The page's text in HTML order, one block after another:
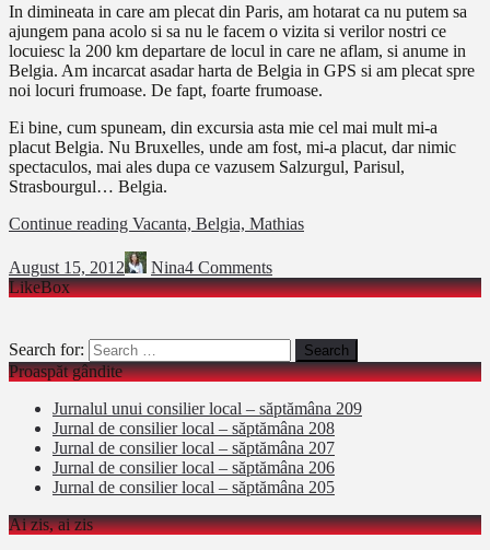
In dimineata in care am plecat din Paris, am hotarat ca nu putem sa
ajungem pana acolo si sa nu le facem o vizita si verilor nostri ce
locuiesc la 200 km departare de locul in care ne aflam, si anume in
Belgia. Am incarcat asadar harta de Belgia in GPS si am plecat spre
noi locuri frumoase. De fapt, foarte frumoase.
Ei bine, cum spuneam, din excursia asta mie cel mai mult mi-a
placut Belgia. Nu Bruxelles, unde am fost, mi-a placut, dar nimic
spectaculos, mai ales dupa ce vazusem Salzurgul, Parisul,
Strasbourgul… Belgia.
Continue reading Vacanta, Belgia, Mathias
August 15, 2012 Nina4 Comments
LikeBox
Search for:
Proaspăt gândite
Jurnalul unui consilier local – săptămâna 209
Jurnal de consilier local – săptămâna 208
Jurnal de consilier local – săptămâna 207
Jurnal de consilier local – săptămâna 206
Jurnal de consilier local – săptămâna 205
Ai zis, ai zis